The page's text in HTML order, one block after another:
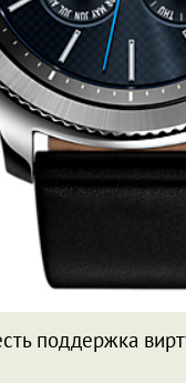
поддержка